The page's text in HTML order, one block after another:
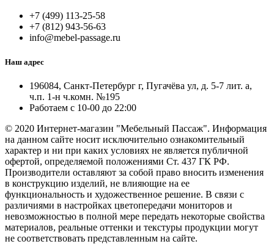
+7 (499) 113-25-58
+7 (812) 943-56-63
info@mebel-passage.ru
Наш адрес
196084, Санкт-Петербург г, Пугачёва ул, д. 5-7 лит. а,
ч.п. 1-н ч.комн. №195
Работаем с 10-00 до 22:00
© 2020 Интернет-магазин "Мебельный Пассаж". Информация
на данном сайте носит исключительно ознакомительный
характер и ни при каких условиях не является публичной
офертой, определяемой положениями Ст. 437 ГК РФ.
Производители оставляют за собой право вносить изменения
в конструкцию изделий, не влияющие на ее
функциональность и художественное решение. В связи с
различиями в настройках цветопередачи мониторов и
невозможностью в полной мере передать некоторые свойства
материалов, реальные оттенки и текстуры продукции могут
не соответствовать представленным на сайте.